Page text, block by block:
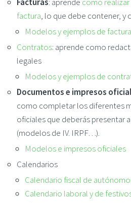
Facturas: aprende como
factura, lo que debe contener, y
Modelos y ejemplos de
Contratos: aprende como
legales
Modelos y ejemplos de
Documentos e impresos
como completar los diferentes
oficiales que deberás presentar
(modelos de IV. IRPF…).
Modelos e impresos oficiales
Calendarios
Calendario fiscal de
Calendario laboral y de